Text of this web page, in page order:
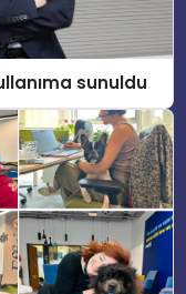
sunuldu